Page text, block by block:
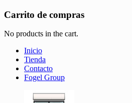
Carrito de compras
No products in the cart.
Inicio
Tienda
Contacto
Fogel Group